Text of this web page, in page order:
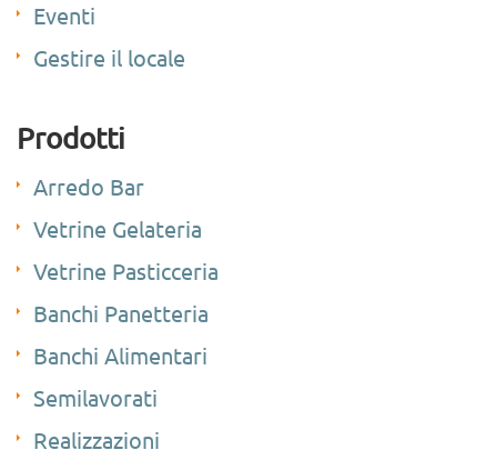
Eventi
Gestire il locale
Prodotti
Arredo Bar
Vetrine Gelateria
Vetrine Pasticceria
Banchi Panetteria
Banchi Alimentari
Semilavorati
Realizzazioni